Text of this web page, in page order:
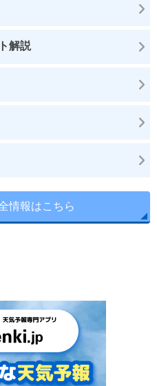
解説
情報はこちら